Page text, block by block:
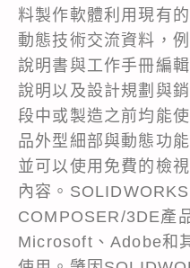
料製作軟體利用現有
動態技術交流資料，
說明書與工作手冊編
說明以及設計規劃與
段中或製造之前均能
品外型細部與動態功
並可以使用免費的檢
內容。SOLIDWORKS
COMPOSER/3DE產
Microsoft、Adobe和